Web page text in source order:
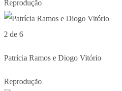
Reprodução
2 de 6
Patrícia Ramos e Diogo Vitório
Reprodução